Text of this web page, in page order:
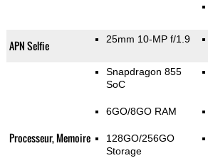
APN Selfie 25mm 10-MP f/1.9
Processeur, Memoire
Snapdragon 855
SoC
6GO/8GO RAM
128GO/256GO
Storage